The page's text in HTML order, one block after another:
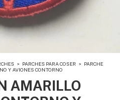
> PARCHES PARA COSER > PARCHE
Y AVIONES CONTORNO
AMARILLO